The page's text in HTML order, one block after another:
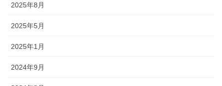
2025年8月
2025年5月
2025年1月
2024年9月